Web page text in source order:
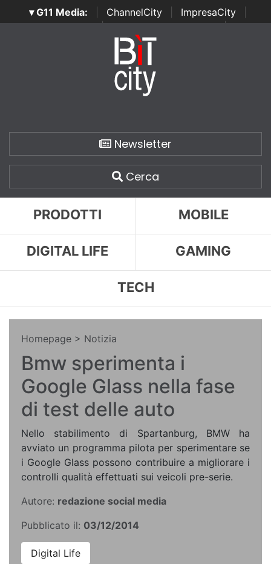
▾ G11 Media: ChannelCity ImpresaCity
SecurityOpenLab | Italian Channel Awards | Italian
Italian Security Awards
Newsletter
Cerca
PRODOTTI MOBILE
DIGITAL LIFE GAMING
TECH
Homepage > Notizia
Bmw sperimenta i
Google Glass nella fase
di test delle auto
Nello stabilimento di Spartanburg, BMW ha
avviato un programma pilota per sperimentare se
i Google Glass possono contribuire a migliorare i
controlli qualità effettuati sui veicoli pre-serie.
Autore: redazione social media
Pubblicato il: 03/12/2014
Digital Life